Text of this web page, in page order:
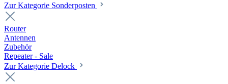
Zur Kategorie Sonderposten
Router
Antennen
Zubehör
Repeater - Sale
Zur Kategorie Delock